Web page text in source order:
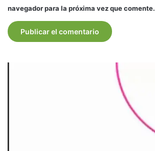
navegador para la próxima vez que comente.